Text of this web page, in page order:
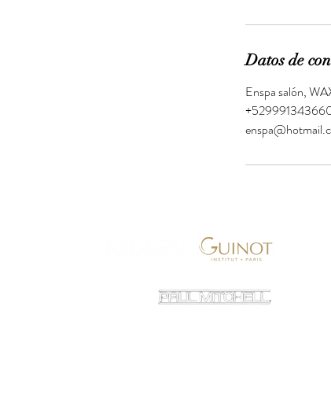
Datos de
Enspa salón,